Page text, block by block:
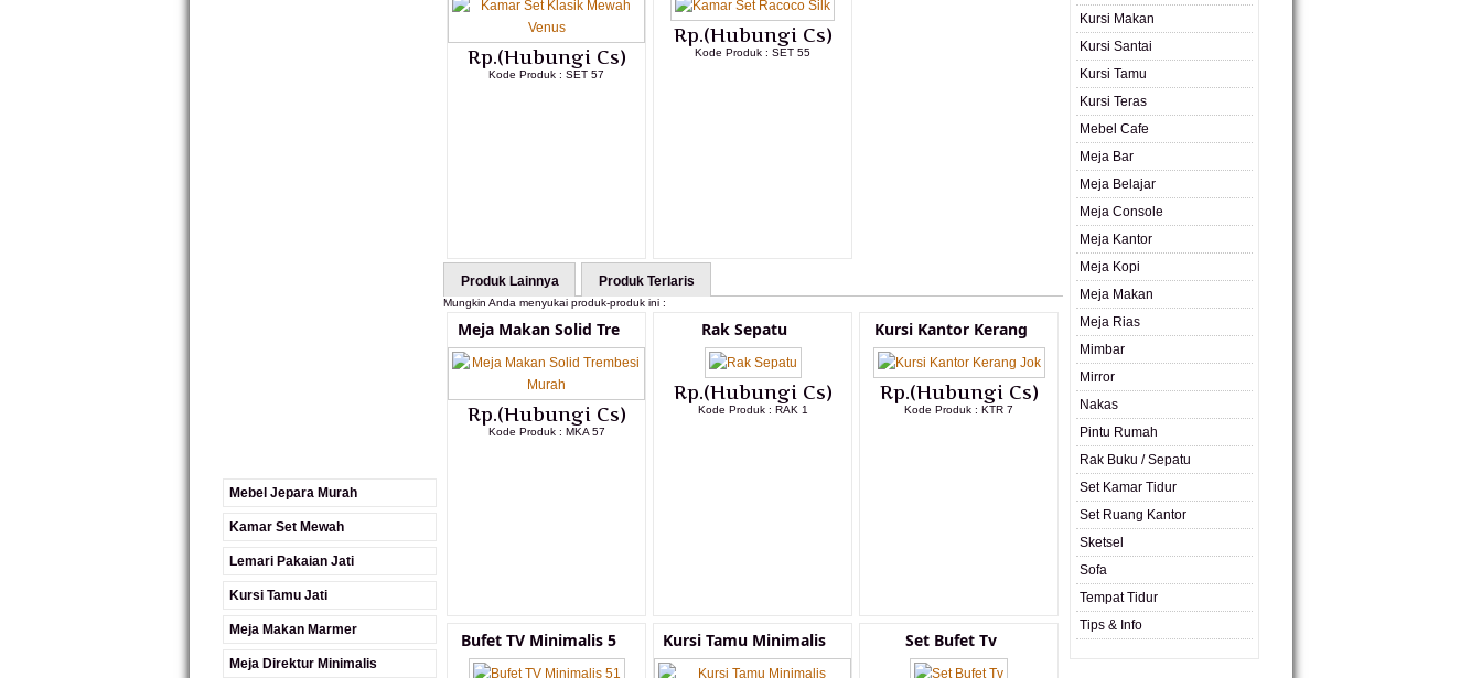
Mebel Jepara Murah
Kamar Set Mewah
Lemari Pakaian Jati
Kursi Tamu Jati
Meja Makan Marmer
Meja Direktur Minimalis
Rp.(Hubungi Cs)
Kode Produk : SET 57
Rp.(Hubungi Cs)
Kode Produk : SET 55
Produk Lainnya Produk Terlaris
Mungkin Anda menyukai produk-produk ini :
Meja Makan Solid Tre
Rp.(Hubungi Cs)
Kode Produk : MKA 57
Rak Sepatu
Rp.(Hubungi Cs)
Kode Produk : RAK 1
Kursi Kantor Kerang
Rp.(Hubungi Cs)
Kode Produk : KTR 7
Bufet TV Minimalis 5 Kursi Tamu Minimalis Set Bufet Tv
Kursi Makan
Kursi Santai
Kursi Tamu
Kursi Teras
Mebel Cafe
Meja Bar
Meja Belajar
Meja Console
Meja Kantor
Meja Kopi
Meja Makan
Meja Rias
Mimbar
Mirror
Nakas
Pintu Rumah
Rak Buku / Sepatu
Set Kamar Tidur
Set Ruang Kantor
Sketsel
Sofa
Tempat Tidur
Tips & Info